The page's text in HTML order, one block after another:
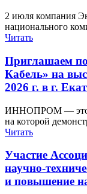
2 июля компания
национального
Читать
Приглашаем
Кабель» на
2026 г. в г.
ИННОПРОМ — это
на которой
Читать
Участие
научно-​
и повышение